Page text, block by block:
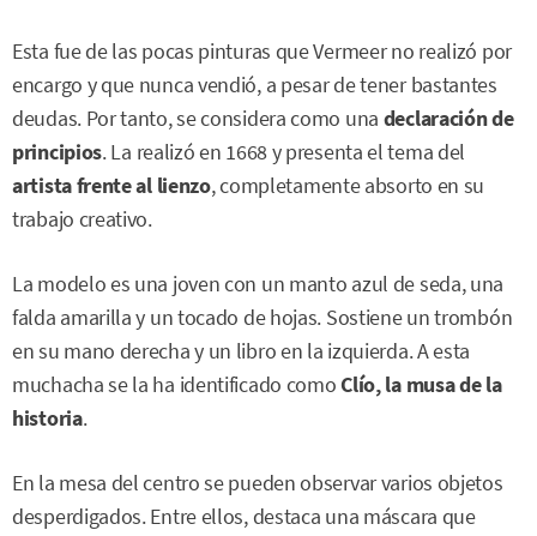
Esta fue de las pocas pinturas que Vermeer no realizó por
encargo y que nunca vendió, a pesar de tener bastantes
deudas. Por tanto, se considera como una declaración de
principios. La realizó en 1668 y presenta el tema del
artista frente al lienzo, completamente absorto en su
trabajo creativo.
La modelo es una joven con un manto azul de seda, una
falda amarilla y un tocado de hojas. Sostiene un trombón
en su mano derecha y un libro en la izquierda. A esta
muchacha se la ha identificado comoClío, la musa de la
historia.
En la mesa del centro se pueden observar varios objetos
desperdigados. Entre ellos, destaca una máscara que